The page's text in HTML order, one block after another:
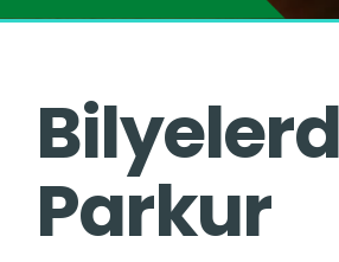
Parkur